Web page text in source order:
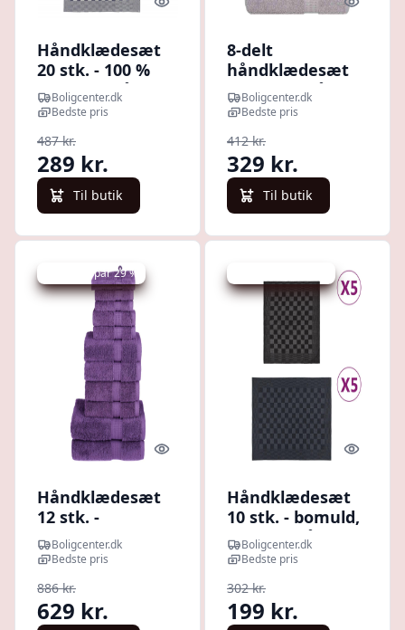
Håndklædesæt
20 stk. - 100 %
bomuld, blå og
hvid
Boligcenter.dk
Bedste pris
487 kr.
289 kr.
Til butik
8-delt
håndklædesæt
FROGN - grå
bomuld 360 gsm
Boligcenter.dk
Bedste pris
412 kr.
329 kr.
Til butik
Udsalg - spar 29 %
Quick look
Håndklædesæt
12 stk. -
Premium
SOLUND 600
Boligcenter.dk
Bedste pris
886 kr.
629 kr.
Quick
Håndklædesæt
10 stk. - bomuld,
sort og grå
Boligcenter.dk
Bedste pris
302 kr.
199 kr.